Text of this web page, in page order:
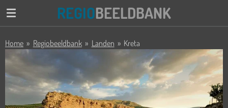
Ga
de
hoofdinhoud
REGIOBEELDBANK
Home » Regiobeeldbank » Landen » Kreta